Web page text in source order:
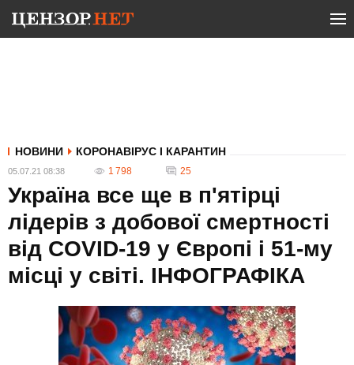
НОВИНИ КОРОНАВІРУС І КАРАНТИН
05.07.21 08:38 1 798 25
Україна все ще в п'ятірці
лідерів з добової смертності
від COVID-19 у Європі і 51-му
місці у світі. ІНФОГРАФІКА